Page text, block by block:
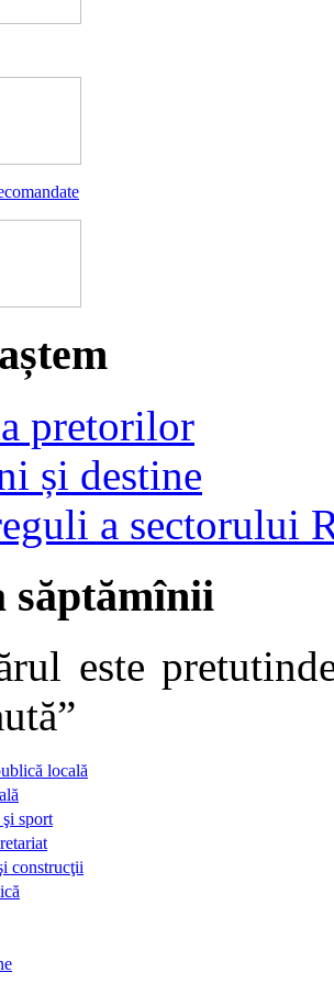
pretorilor
și destine
a sectorului
săptămînii
este
îl
locală
sport
construcţii